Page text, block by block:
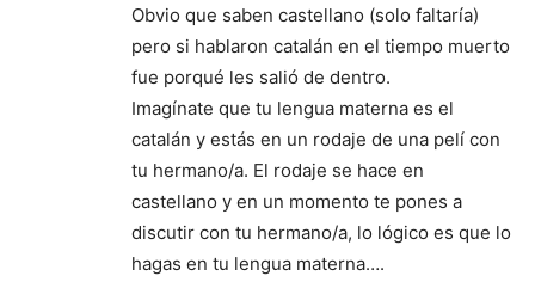
Obvio que saben castellano (solo faltaría)
pero si hablaron catalán en el tiempo muerto
fue porqué les salió de dentro.
Imagínate que tu lengua materna es el
catalán y estás en un rodaje de una pelí con
tu hermano/a. El rodaje se hace en
castellano y en un momento te pones a
discutir con tu hermano/a, lo lógico es que lo
hagas en tu lengua materna….